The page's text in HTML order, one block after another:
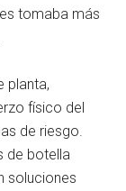
tomaba más
planta,
físico del
de riesgo.
de botella
soluciones